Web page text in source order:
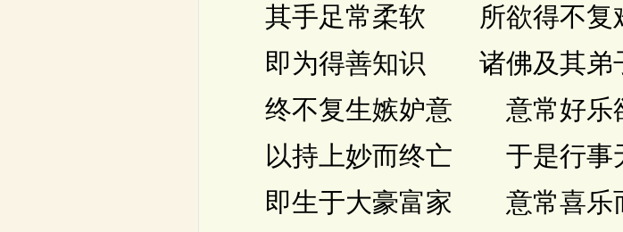
其手足常柔软 所欲得不复
即为得善知识 诸佛及其弟
终不复生嫉妒意 意常好乐
以持上妙而终亡 于是行事
即生于大豪富家 意常喜乐